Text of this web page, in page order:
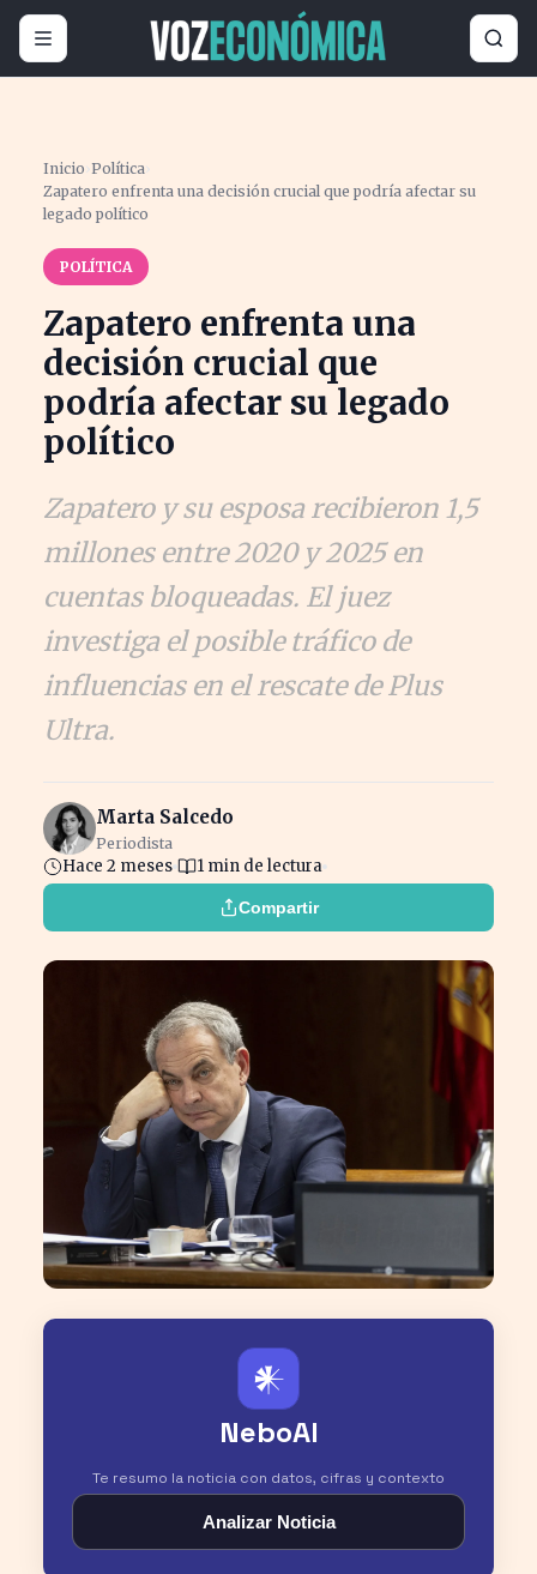
Inicio ›Política›
Zapatero enfrenta una decisión crucial que podría afectar su
legado político
POLÍTICA
Zapatero enfrenta una
decisión crucial que
podría afectar su legado
político
Zapatero y su esposa recibieron 1,5
millones entre 2020 y 2025 en
cuentas bloqueadas. El juez
investiga el posible tráfico de
influencias en el rescate de Plus
Ultra.
Marta Salcedo
Periodista
Hace 2 meses 1 min de lectura
Compartir
𒀭
NeboAI
Te resumo la noticia con datos, cifras y contexto
Analizar Noticia